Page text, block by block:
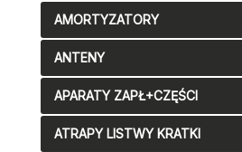
AMORTYZATORY
ANTENY
APARATY ZAPŁ+CZĘŚCI
ATRAPY LISTWY KRATKI